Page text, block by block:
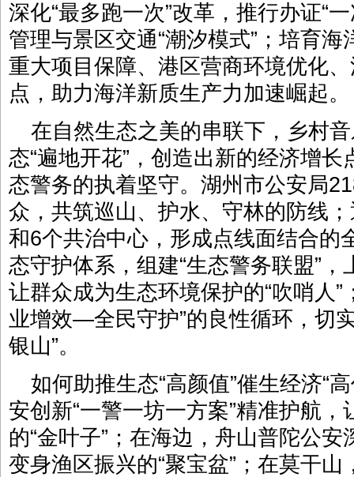
深化“最多跑一次”改革，推行办证“
管理与景区交通“潮汐模式”；培育海
重大项目保障、港区营商环境优化
点，助力海洋新质生产力加速崛起。
在自然生态之美的串联下，乡村
态“遍地开花”，创造出新的经济增
态警务的执着坚守。湖州市公安局
众，共筑巡山、护水、守林的防线
和6个共治中心，形成点线面结合的
态守护体系，组建“生态警务联盟”，
让群众成为生态环境保护的“吹哨人
业增效—全民守护”的良性循环，切
银山”。
如何助推生态“高颜值”催生经济“
安创新“一警一坊一方案”精准护航
的“金叶子”；在海边，舟山普陀公
变身渔区振兴的“聚宝盆”；在莫干